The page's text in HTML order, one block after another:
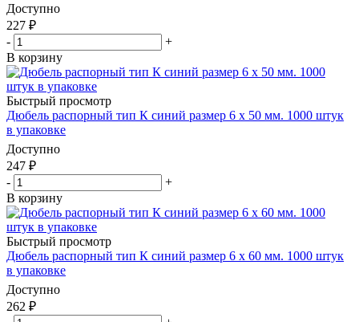
Доступно
227 ₽
-
+
В корзину
Быстрый просмотр
Дюбель распорный тип К синий размер 6 х 50 мм. 1000 штук
в упаковке
Доступно
247 ₽
-
+
В корзину
Быстрый просмотр
Дюбель распорный тип К синий размер 6 х 60 мм. 1000 штук
в упаковке
Доступно
262 ₽